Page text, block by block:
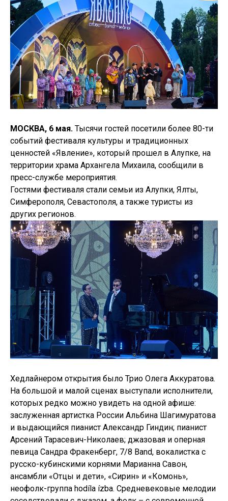
МОСКВА, 6 мая. Тысячи гостей посетили более 80-ти
событий фестиваля культуры и традиционных
ценностей «Явление», который прошел в Алупке, на
территории храма Архангела Михаила, сообщили в
пресс-службе мероприятия.
Гостями фестиваля стали семьи из Алупки, Ялты,
Симферополя, Севастополя, а также туристы из
других регионов.
Хедлайнером открытия было Трио Олега Аккуратова.
На большой и малой сценах выступали исполнители,
которых редко можно увидеть на одной афише:
заслуженная артистка России Альбина Шагимуратова
и выдающийся пианист Александр Гиндин; пианист
Арсений Тарасевич-Николаев; джазовая и оперная
певица Сандра Фракенберг, 7/8 Band, вокалистка с
русско-кубинскими корнями Марианна Савон,
ансамбли «Отцы и дети», «Сирин» и «Комонь»,
неофолк-группа hodíla ízba. Средневековые мелодии